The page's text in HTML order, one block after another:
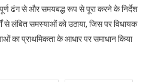
घोषणा
ढंग से और समयबद्ध रूप से पूरा करने के निर्देश
से लंबित समस्याओं को उठाया, जिस पर विधायक
का प्राथमिकता के आधार पर समाधान किया